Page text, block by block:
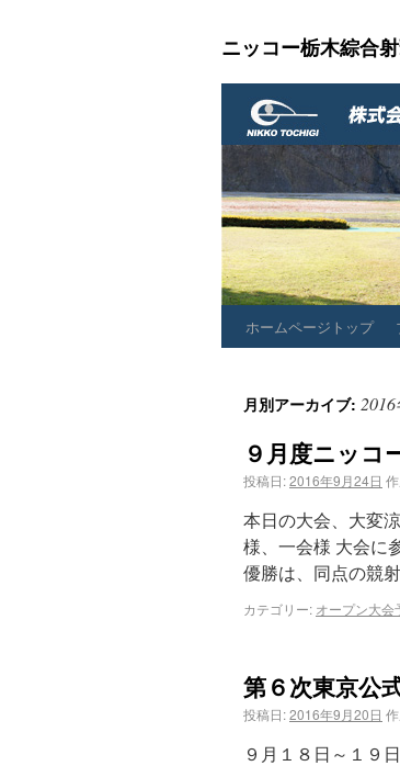
ニッコー栃木綜合
ホームページトップ
月別アーカイブ:
９月度ニッコ
投稿日:2016年9月24日
本日の大会、大変
様、一会様 大会に
優勝は、同点の競
カテゴリー: オープン大会
第６次東京公
投稿日:2016年9月20日
９月１８日～１９